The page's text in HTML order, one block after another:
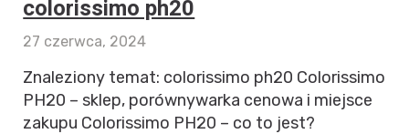
colorissimo ph20
27 czerwca, 2024
Znaleziony temat: colorissimo ph20 Colorissimo
PH20 – sklep, porównywarka cenowa i miejsce
zakupu Colorissimo PH20 – co to jest?